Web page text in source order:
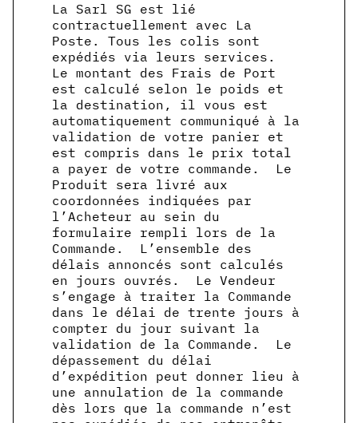
La Sarl SG est lié
contractuellement avec La
Poste. Tous les colis sont
expédiés via leurs services.
Le montant des Frais de Port
est calculé selon le poids et
la destination, il vous est
automatiquement communiqué à la
validation de votre panier et
est compris dans le prix total
a payer de votre commande. Le
Produit sera livré aux
coordonnées indiquées par
l’Acheteur au sein du
formulaire rempli lors de la
Commande. L’ensemble des
délais annoncés sont calculés
en jours ouvrés. Le Vendeur
s’engage à traiter la Commande
dans le délai de trente jours à
compter du jour suivant la
validation de la Commande. Le
dépassement du délai
d’expédition peut donner lieu à
une annulation de la commande
dès lors que la commande n’est